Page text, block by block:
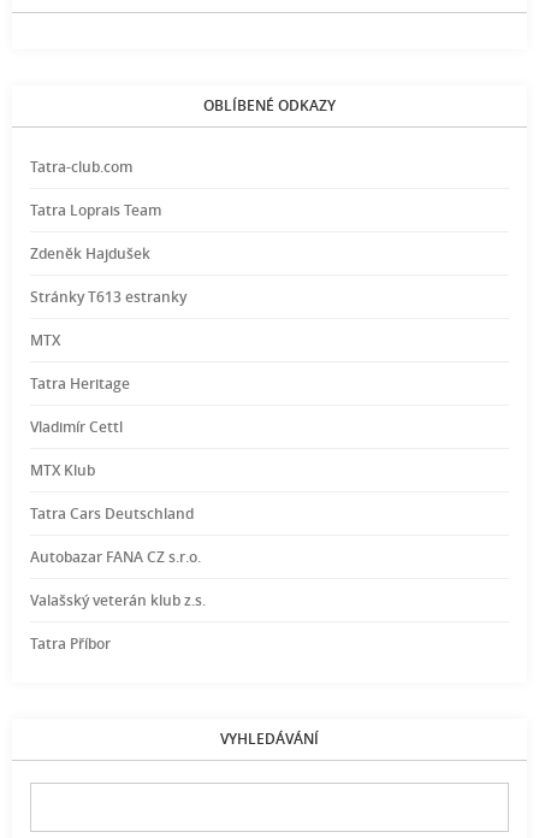
OBLÍBENÉ ODKAZY
Tatra-club.com
Tatra Loprais Team
Zdeněk Hajdušek
Stránky T613 estranky
MTX
Tatra Heritage
Vladimír Cettl
MTX Klub
Tatra Cars Deutschland
Autobazar FANA CZ s.r.o.
Valašský veterán klub z.s.
Tatra Příbor
VYHLEDÁVÁNÍ